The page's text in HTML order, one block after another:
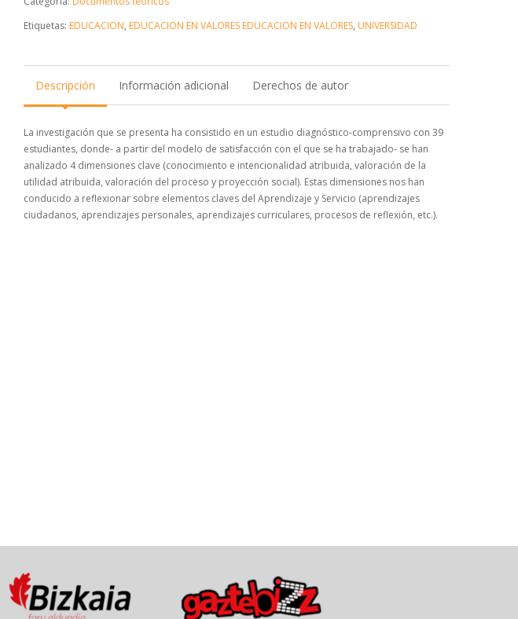
Etiquetas: EDUCACION, EDUCACION EN VALORES EDUCACION EN VALORES, UNIVERSIDAD
Descripción Información adicional Derechos de autor
La investigación que se presenta ha consistido en un estudio diagnóstico-comprensivo con 39
estudiantes, donde- a partir del modelo de satisfacción con el que se ha trabajado- se han
analizado 4 dimensiones clave (conocimiento e intencionalidad atribuida, valoración de la
utilidad atribuida, valoración del proceso y proyección social). Estas dimensiones nos han
conducido a reflexionar sobre elementos claves del Aprendizaje y Servicio (aprendizajes
ciudadanos, aprendizajes personales, aprendizajes curriculares, procesos de reflexión, etc.).